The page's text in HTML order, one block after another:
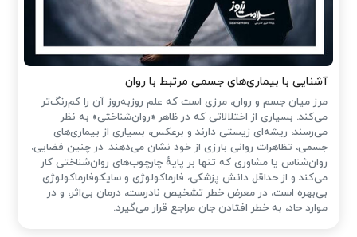
آشنایی با بیماری‌های جسمی مرتبط با روان
مرز میان جسم و روان، مرزی است که علم روزبه‌روز آن را کم‌رنگ‌تر
می‌کند. بسیاری از اختلالاتی که در ظاهر «روان‌شناختی» به نظر
می‌رسند، ریشه‌ای زیستی دارند و برعکس، بسیاری از بیماری‌های
جسمی، تظاهرات روانی بارزی از خود نشان می‌دهند. در چنین فضایی،
روان‌شناس یا مشاوری که تنها بر پایهٔ چارچوب‌های روان‌شناختی کار
می‌کند و از حداقل دانش پزشکی، فارماکولوژی و سایکوفارماکولوژی
بی‌بهره است، در معرض خطر تشخیص نادرست، درمان بی‌اثر، و در
موارد حاد، به خطر افتادن جان مراجع قرار می‌گیرد.